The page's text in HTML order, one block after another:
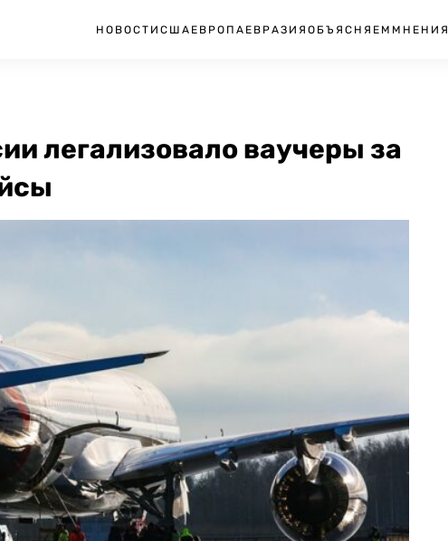
НОВОСТИ США ЕВРОПА ЕВРАЗИЯ ОБЪЯСНЯЕМ МНЕНИЯ
легализовало ваучеры за